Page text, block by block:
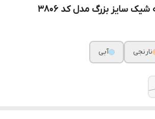
شیک سایز بزرگ مدل کد 3806
نارنجی
آبی